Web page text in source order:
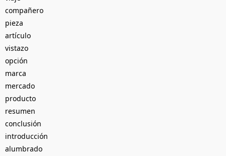
compañero
pieza
artículo
vistazo
opción
marca
mercado
producto
resumen
conclusión
introducción
alumbrado